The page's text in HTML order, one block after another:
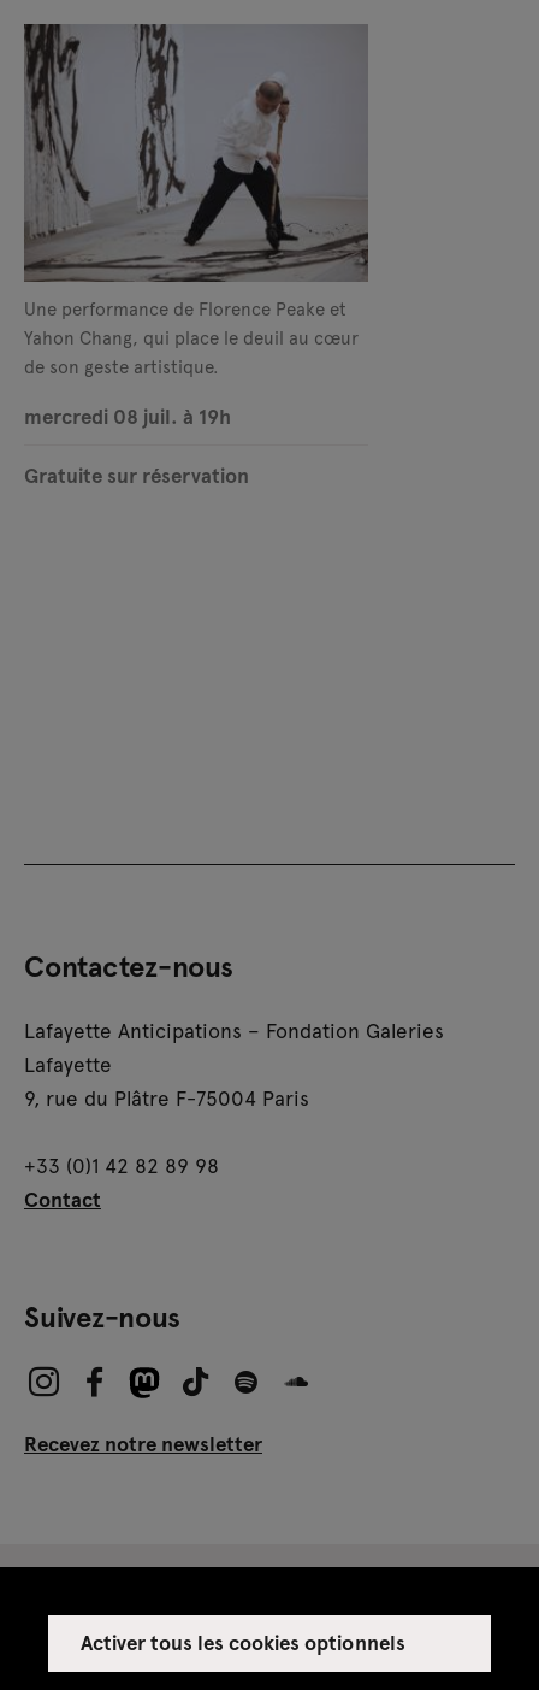
Activer tous les cookies optionnels
Une performance de Florence Peake et
Yahon Chang, qui place le deuil au cœur
de son geste artistique.
mercredi 08 juil. à 19h
Gratuite sur réservation
Contactez-nous
Lafayette Anticipations – Fondation Galeries
Lafayette
9, rue du Plâtre F-75004 Paris
+33 (0)1 42 82 89 98
Contact
Suivez-nous
Recevez notre newsletter
Espace presse